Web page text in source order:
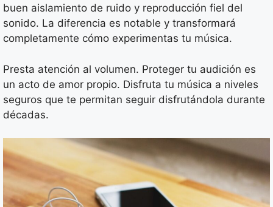
buen aislamiento de ruido y reproducción fiel del
sonido. La diferencia es notable y transformará
completamente cómo experimentas tu música.
Presta atención al volumen. Proteger tu audición es
un acto de amor propio. Disfruta tu música a niveles
seguros que te permitan seguir disfrutándola durante
décadas.